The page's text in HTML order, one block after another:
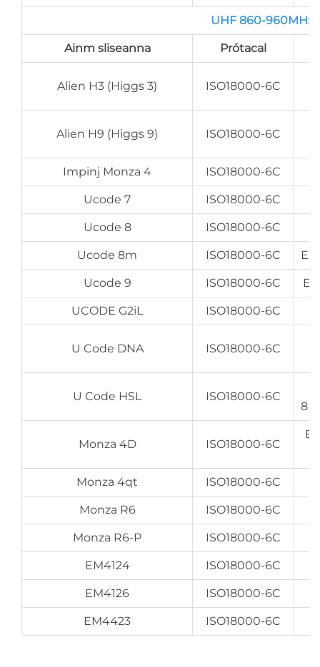
UHF 860-960MHz
Ainm sliseanna Prótacal
Alien H3 (Higgs 3) ISO18000-6C
Alien H9 (Higgs 9) ISO18000-6C
Impinj Monza 4 ISO18000-6C
Ucode 7 ISO18000-6C
Ucode 8 ISO18000-6C
Ucode 8m ISO18000-6C
Ucode 9 ISO18000-6C
UCODE G2iL ISO18000-6C
U Code DNA ISO18000-6C
U Code HSL ISO18000-6C
Monza 4D ISO18000-6C
Monza 4qt ISO18000-6C
Monza R6 ISO18000-6C
Monza R6-P ISO18000-6C
EM4124 ISO18000-6C
EM4126 ISO18000-6C
EM4423 ISO18000-6C